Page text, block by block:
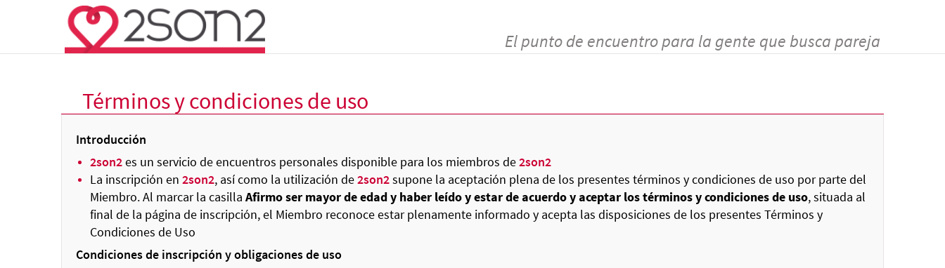
El punto de encuentro para la gente que busca pareja
Términos y condiciones de uso
Introducción
2son2es un servicio de encuentros personales disponible para los miembros de2son2
La inscripción en 2son2, así como la utilización de2son2supone la aceptación plena de los presentes términos y condiciones de uso por parte del
Miembro. Al marcar la casilla Afirmo ser mayor de edad y haber leído y estar de acuerdo y aceptar los términos y condiciones de uso, situada al
final de la página de inscripción, el Miembro reconoce estar plenamente informado y acepta las disposiciones de los presentes Términos y
Condiciones de Uso
Condiciones de inscripción y obligaciones de uso